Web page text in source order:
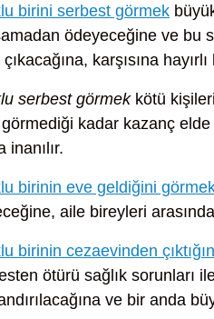
birini serbest görmek
ödeyeceğine ve bu
çıkacağına, karşısına
serbest görmekkötü
kadar kazanç
inanılır.
birinin eve geldiğini
aile bireyleri
birinin cezaevinden
ötürü sağlık sorunları
ve bir anda